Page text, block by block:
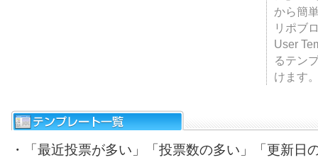
から簡
リポブ
User
るテン
けます
・「最近投票が多い」「投票数の多い」「更新日